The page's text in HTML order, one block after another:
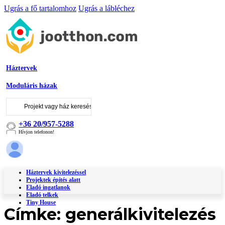
Ugrás a fő tartalomhoz Ugrás a lábléchez
Háztervek
Moduláris házak
+36 20/957-5288
Hívjon telefonon!
Háztervek kivitelezéssel
Projektek építés alatt
Eladó ingatlanok
Eladó telkek
Tiny House
Címke: generálkivitelezés